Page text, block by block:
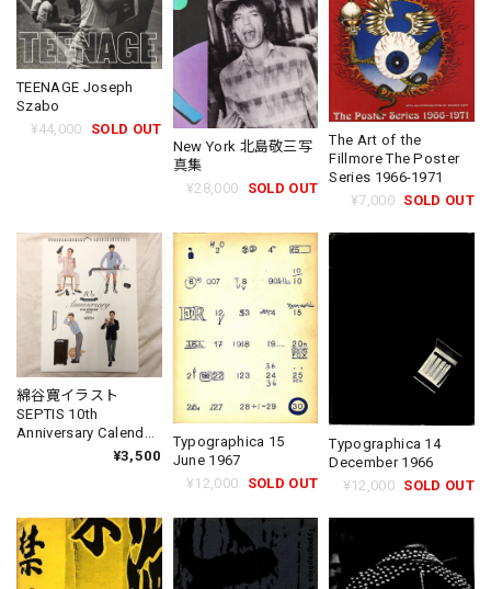
TEENAGE Joseph
Szabo
¥44,000
SOLD OUT
New York 北島敬三写
真集
¥28,000
SOLD OUT
The Art of the
Fillmore The Poster
Series 1966-1971
¥7,000 SOLD OUT
綿谷寛イラスト
SEPTIS 10th
Anniversary Calendar
¥3,500
Typographica 15
June 1967
¥12,000
SOLD OUT
Typographica 14
December 1966
¥12,000 SOLD OUT